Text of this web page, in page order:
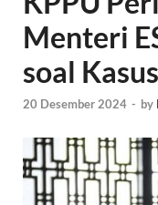
Menteri
soal
20 Desember 2024 - by